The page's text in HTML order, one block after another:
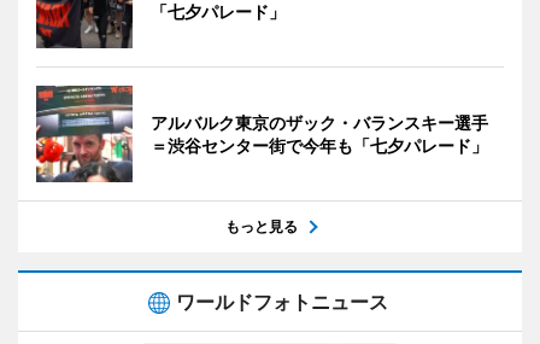
「七夕パレード」
アルバルク東京のザック・バランスキー選手
＝渋谷センター街で今年も「七夕パレード」
もっと見る
ワールドフォトニュース